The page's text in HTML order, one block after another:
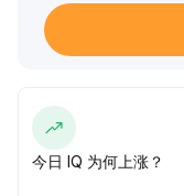
今日 IQ 为何上涨？